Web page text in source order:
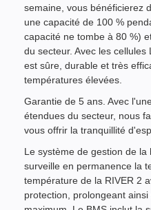
semaine, vous bénéficierez
une capacité de 100 %
capacité ne tombe à 80 %)
du secteur. Avec les cellules
est sûre, durable et très
températures élevées.
Garantie de 5 ans. Avec
étendues du secteur, nous
vous offrir la tranquillité
Le système de gestion de
surveille en permanence la
température de la RIVER 2
protection, prolongeant